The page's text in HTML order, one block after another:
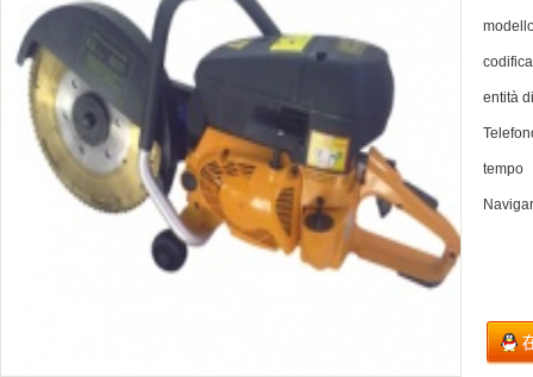
codifica
entità
tempo